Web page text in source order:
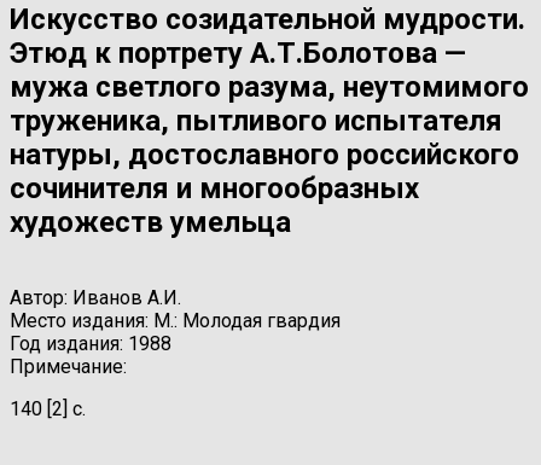
Искусство созидательной мудрости.
Этюд к портрету А.Т.Болотова —
мужа светлого разума, неутомимого
труженика, пытливого испытателя
натуры, достославного российского
сочинителя и многообразных
художеств умельца
Автор: Иванов А.И.
Место издания: М.: Молодая гвардия
Год издания: 1988
Примечание:
140 [2] с.